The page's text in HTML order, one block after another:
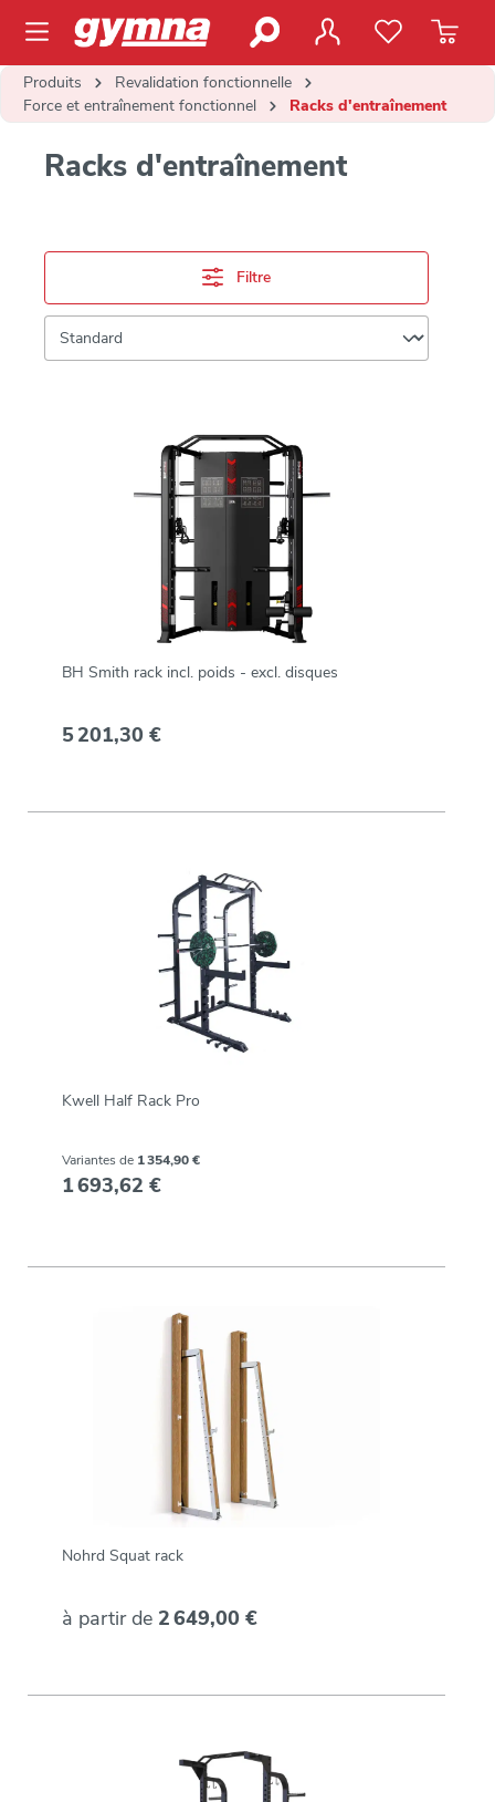
principal
Produits
Revalidation fonctionnelle
Force et entraînement fonctionnel
Racks d'entraînement
Racks d'entraînement
Filtre
BH Smith rack incl. poids - excl. disques
5 201,30 €
Kwell Half Rack Pro
Variantes de 1 354,90 €
1 693,62 €
Nohrd Squat rack
à partir de 2 649,00 €